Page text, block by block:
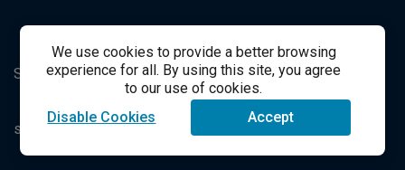
We use cookies to provide a better browsing
experience for all. By using this site, you agree
to our use of cookies.
Disable Cookies
Accept
Suporte ao Estudante Student Support
success@vitalsource.com